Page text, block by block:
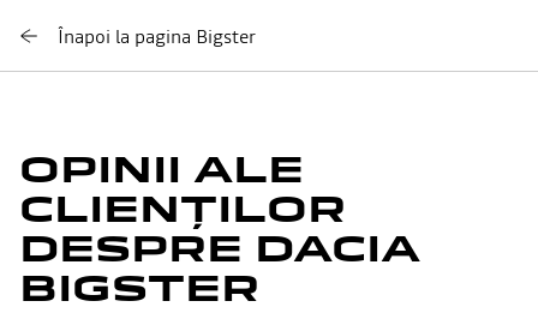
Înapoi la pagina Bigster
OPINII ALE
CLIENȚILOR
DESPRE DACIA
BIGSTER